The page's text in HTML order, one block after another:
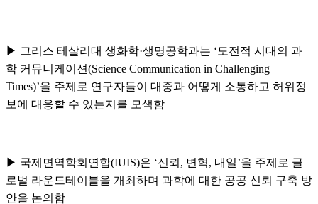
▶ 그리스 테살리대 생화학·생명공학과는 ‘도전적 시대의 과
학 커뮤니케이션(Science Communication in Challenging
Times)’을 주제로 연구자들이 대중과 어떻게 소통하고 허위정
보에 대응할 수 있는지를 모색함
▶ 국제면역학회연합(IUIS)은 ‘신뢰 , 변혁, 내일’을 주제로 글
로벌 라운드테이블을 개최하며 과학에 대한 공공 신뢰 구축 방
안을 논의함